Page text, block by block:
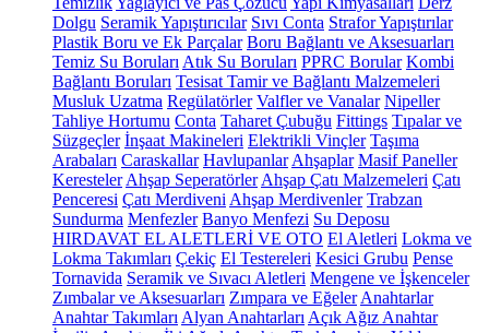
Dolgu Seramik Yapıştırıcılar Sıvı Conta Strafor Yapıştırılar
Plastik Boru ve Ek Parçalar Boru Bağlantı ve Aksesuarları
Temiz Su Boruları Atık Su Boruları PPRC Borular Kombi
Bağlantı Boruları Tesisat Tamir ve Bağlantı Malzemeleri
Musluk Uzatma Regülatörler Valfler ve Vanalar Nipeller
Tahliye Hortumu Conta Taharet Çubuğu Fittings Tıpalar ve
Süzgeçler İnşaat Makineleri Elektrikli Vinçler Taşıma
Arabaları Caraskallar Havlupanlar Ahşaplar Masif Paneller
Keresteler Ahşap Seperatörler Ahşap Çatı Malzemeleri Çatı
Penceresi Çatı Merdiveni Ahşap Merdivenler Trabzan
Sundurma Menfezler Banyo Menfezi Su Deposu
HIRDAVAT EL ALETLERİ VE OTO El Aletleri Lokma ve
Lokma Takımları Çekiç El Testereleri Kesici Grubu Pense
Tornavida Seramik ve Sıvacı Aletleri Mengene ve İşkenceler
Zımbalar ve Aksesuarları Zımpara ve Eğeler Anahtarlar
Anahtar Takımları Alyan Anahtarları Açık Ağız Anahtar